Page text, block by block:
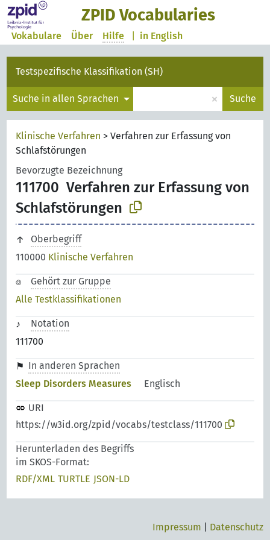
ZPID Vocabularies
in English
Vokabulare Über Hilfe
Testspezifische Klassifikation (SH)
Suche in allen Sprachen × Suche
Klinische Verfahren >Verfahren zur Erfassung von
Schlafstörungen
Bevorzugte Bezeichnung
111700 Verfahren zur Erfassung von
Schlafstörungen
Oberbegriff
110000 Klinische Verfahren
Gehört zur Gruppe
Alle Testklassifikationen
Notation
111700
In anderen Sprachen
Sleep Disorders Measures
Englisch
URI
https://w3id.org/zpid/vocabs/testclass/111700
Herunterladen des Begriffs
im SKOS-Format:
RDF/XML TURTLE JSON-LD
Impressum Datenschutz